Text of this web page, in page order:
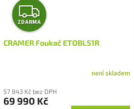
Z
D
A
M
ZDARMA
CRAMER Foukač ETOBL51R
není skladem
57 843 Kč bez DPH
69 990 Kč